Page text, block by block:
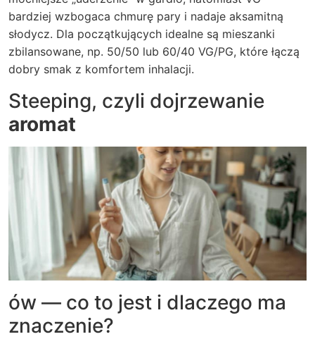
bardziej wzbogaca chmurę pary i nadaje aksamitną
słodycz. Dla początkujących idealne są mieszanki
zbilansowane, np. 50/50 lub 60/40 VG/PG, które łączą
dobry smak z komfortem inhalacji.
Steeping, czyli dojrzewanie
aromat
ów — co to jest i dlaczego ma
znaczenie?